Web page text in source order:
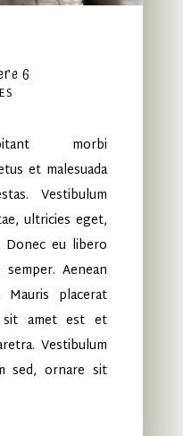
6
morbi
et malesuada
Vestibulum
ultricies eget,
eu libero
Aenean
placerat
sit amet est et
Vestibulum
sed, ornare sit